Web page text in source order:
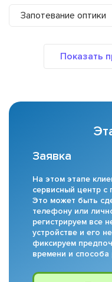
Запотевание оптики
Заявка
На этом этапе
сервисный центр с
Это может быть
телефону или
регистрируем все
устройстве и его
фиксируем
времени и способа